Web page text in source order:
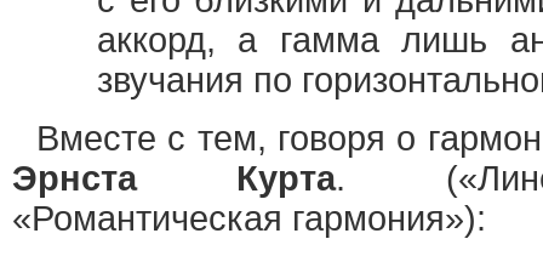
аккорд, а гамма лишь
звучания по
Вместе с тем, говоря о
Эрнста Курта.
«Романтическая гармония»):